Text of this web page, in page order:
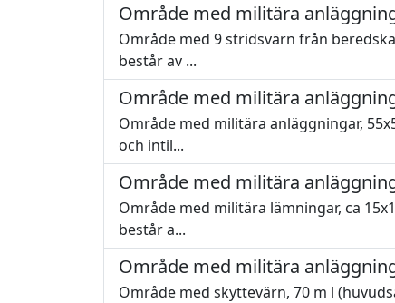
Område med militära
Område med 9 stridsvärn från
består av ...
Område med militära
Område med militära anläggningar,
och intil...
Område med militära
Område med militära lämningar, ca
består a...
Område med militära
Område med skyttevärn, 70 m l